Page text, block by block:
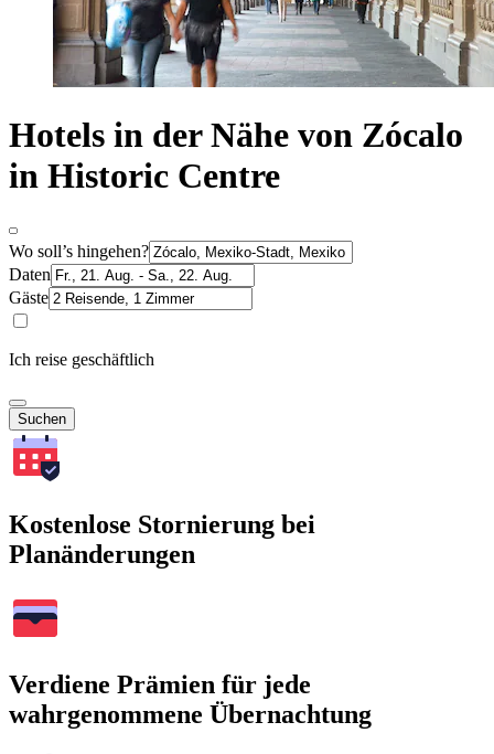
Hotels in der Nähe von Zócalo
in Historic Centre
Wo soll’s hingehen?
Daten
Gäste
Ich reise geschäftlich
Suchen
Kostenlose Stornierung bei
Planänderungen
Verdiene Prämien für jede
wahrgenommene Übernachtung